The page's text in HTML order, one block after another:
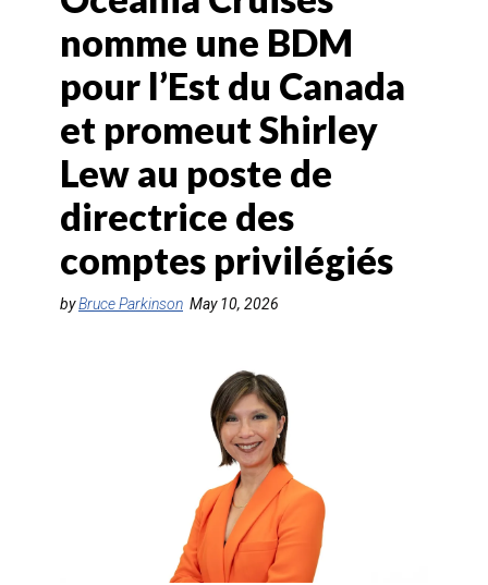
FORFAIT VACANCES
CROISIÈRES
HOTELS & RESORTS
DESTINATIONS
AGENTS DE VOYAGE
nomme une BDM
pour l’Est du Canada
et promeut Shirley
Lew au poste de
directrice des
comptes privilégiés
byBruce Parkinson May 10, 2026